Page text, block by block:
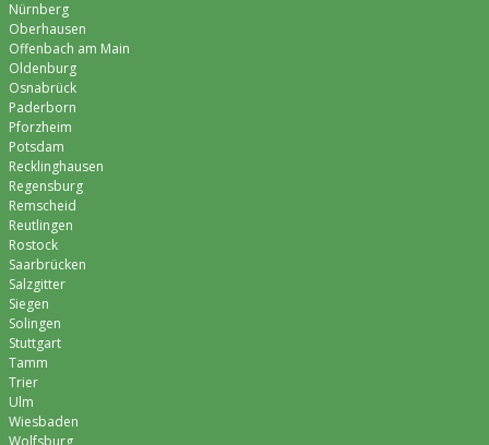
Nürnberg
Oberhausen
Offenbach am Main
Oldenburg
Osnabrück
Paderborn
Pforzheim
Potsdam
Recklinghausen
Regensburg
Remscheid
Reutlingen
Rostock
Saarbrücken
Salzgitter
Siegen
Solingen
Stuttgart
Tamm
Trier
Ulm
Wiesbaden
Wolfsburg